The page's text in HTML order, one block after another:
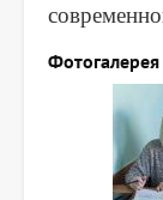
Фотогалерея